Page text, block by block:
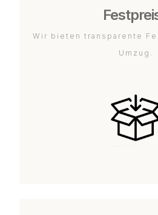
Wir bieten transparente
Umzug.